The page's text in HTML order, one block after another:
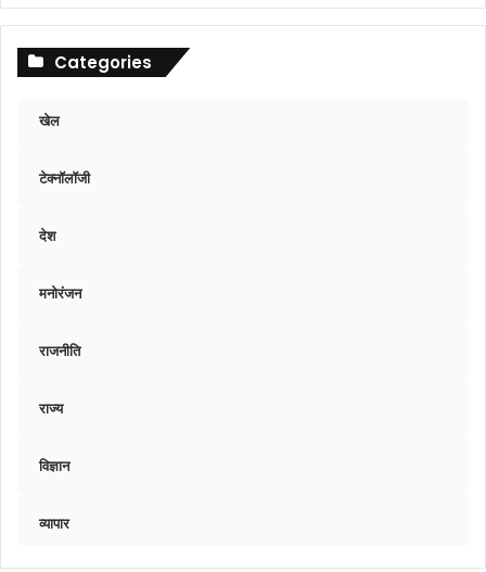
Categories
खेल
टेक्नॉलॉजी
देश
मनोरंजन
राजनीति
राज्य
विज्ञान
व्यापार